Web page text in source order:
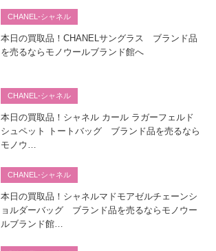
CHANEL-シャネル
本日の買取品！CHANELサングラス ブランド品
を売るならモノウールブランド館へ
CHANEL-シャネル
本日の買取品！シャネル カール ラガーフェルド
シュペット トートバッグ ブランド品を売るなら
モノウ…
CHANEL-シャネル
本日の買取品！シャネルマドモアゼルチェーンシ
ョルダーバッグ ブランド品を売るならモノウー
ルブランド館…